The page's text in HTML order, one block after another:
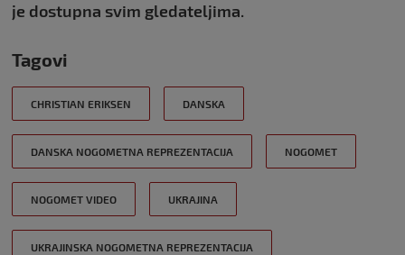
je dostupna svim gledateljima.
Tagovi
CHRISTIAN ERIKSEN DANSKA
DANSKA NOGOMETNA REPREZENTACIJA NOGOMET
NOGOMET VIDEO UKRAJINA
UKRAJINSKA NOGOMETNA REPREZENTACIJA